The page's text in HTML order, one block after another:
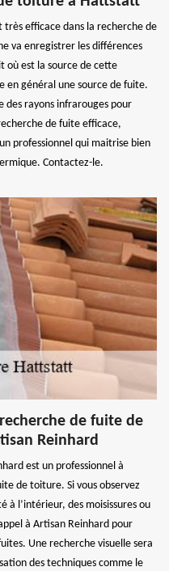
très efficace dans la recherche de
va enregistrer les différences
où est la source de cette
en général une source de fuite.
des rayons infrarouges pour
de fuite efficace,
professionnel qui maitrise bien
Contactez-le.
de fuite de
Reinhard
est un professionnel à
de toiture. Si vous observez
à l’intérieur, des moisissures ou
à Artisan Reinhard pour
Une recherche visuelle sera
des techniques comme le